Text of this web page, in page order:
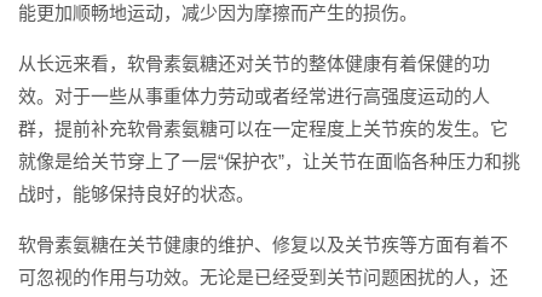
能更加顺畅地运动，减少因为摩擦而产生的损伤。
从长远来看，软骨素氨糖还对关节的整体健康有着保健的功
效。对于一些从事重体力劳动或者经常进行高强度运动的人
群，提前补充软骨素氨糖可以在一定程度上关节疾的发生。它
就像是给关节穿上了一层“保护衣”，让关节在面临各种压力和挑
战时，能够保持良好的状态。
软骨素氨糖在关节健康的维护、修复以及关节疾等方面有着不
可忽视的作用与功效。无论是已经受到关节问题困扰的人，还